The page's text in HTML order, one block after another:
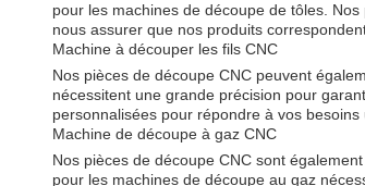
pour les machines de découpe de tôles.
nous assurer que nos produits
Machine à découper les fils CNC
Nos pièces de découpe CNC peuvent
nécessitent une grande précision pour
personnalisées pour répondre à vos
Machine de découpe à gaz CNC
Nos pièces de découpe CNC sont
pour les machines de découpe au gaz